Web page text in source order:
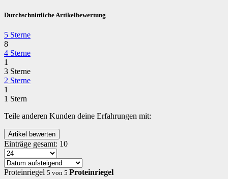
Durchschnittliche Artikelbewertung
5 Sterne
8
4 Sterne
1
3 Sterne
2 Sterne
1
1 Stern
Teile anderen Kunden deine Erfahrungen mit:
Einträge gesamt: 10
Proteinriegel 5 von 5 Proteinriegel